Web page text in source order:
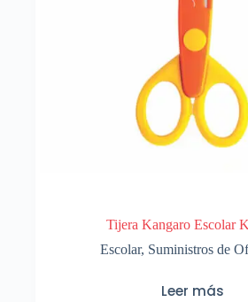
Tijera Kangaro Escolar
Escolar, Suministros de
Leer más